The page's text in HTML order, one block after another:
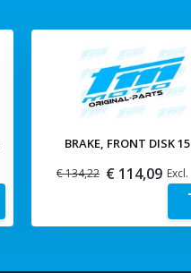
BRAKE, FRONT DISK
€ 134,22 € 114,09